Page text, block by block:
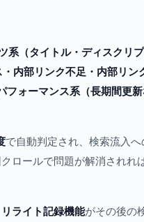
系（タイトル・ディスクリ
内部リンク不足・内部リン
ォーマンス系（長期間更新
で自動判定され、検索流入へ
ロールで問題が解消されれば
リライト記録機能がその後の